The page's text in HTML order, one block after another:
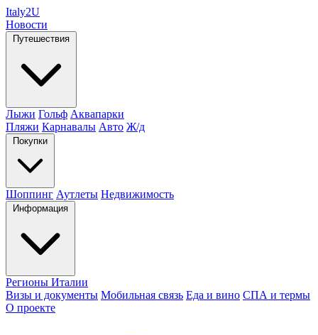
Italy2U
Новости
Путешествия
Лыжи Гольф Аквапарки
Пляжи Карнавалы Авто Ж/д
Покупки
Шоппинг Аутлеты Недвижимость
Информация
Регионы Италии
Визы и документы Мобильная связь Еда и вино СПА и термы
О проекте